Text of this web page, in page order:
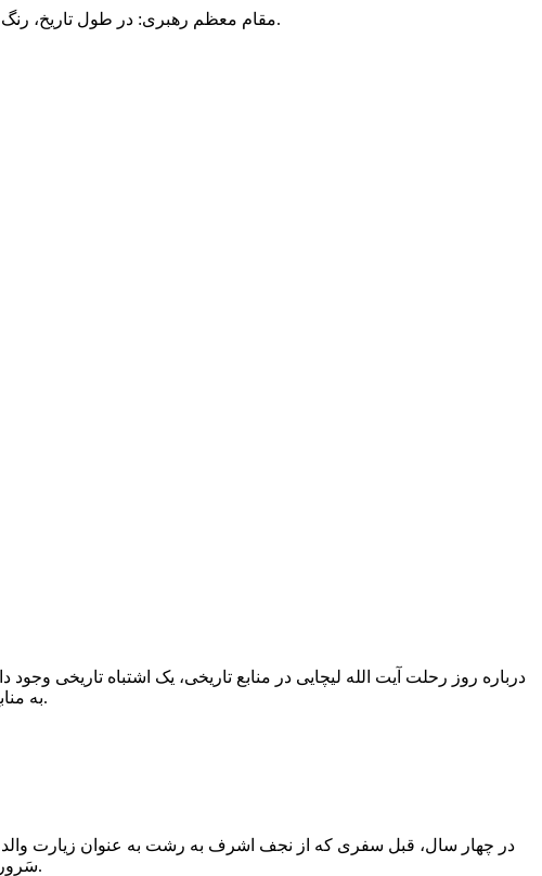
مقام معظم رهبری: در طول تاریخ، رنگ های گوناگون بر سیاست این کشور پهناور سایه افکند؛ اما رنگ ثابت مردم گیلان، رنگ ایمان بود.
به منابع مختلفی راه یافت و نویسندگان بسیاری را به اشتباه انداخت.
در چهار سال، قبل سفری که از نجف اشرف به رشت به عنوان زیارت
سَرور، فوق العاده از مادیات دور، بینهایت دارای زهد و تقوی است.